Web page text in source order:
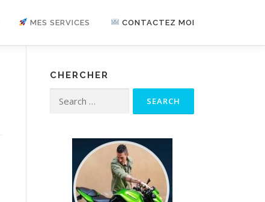
MES SERVICES CONTACTEZ MOI
CHERCHER
Search for: